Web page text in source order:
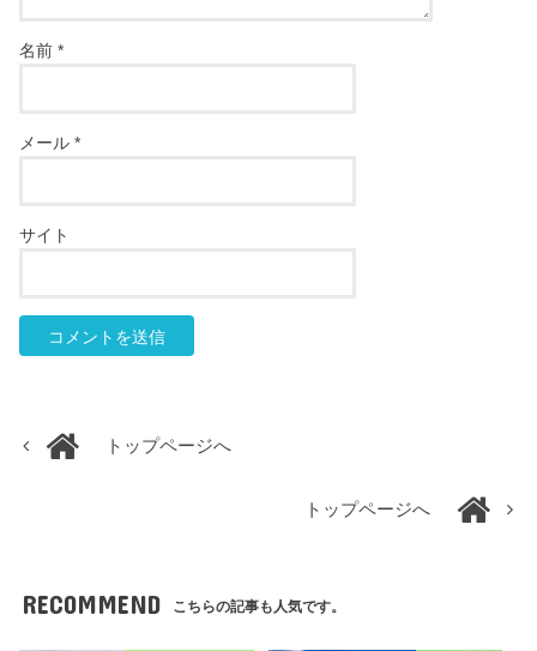
名前*
メール*
サイト
トップページへ
トップページへ
RECOMMEND こちらの記事も人気です。